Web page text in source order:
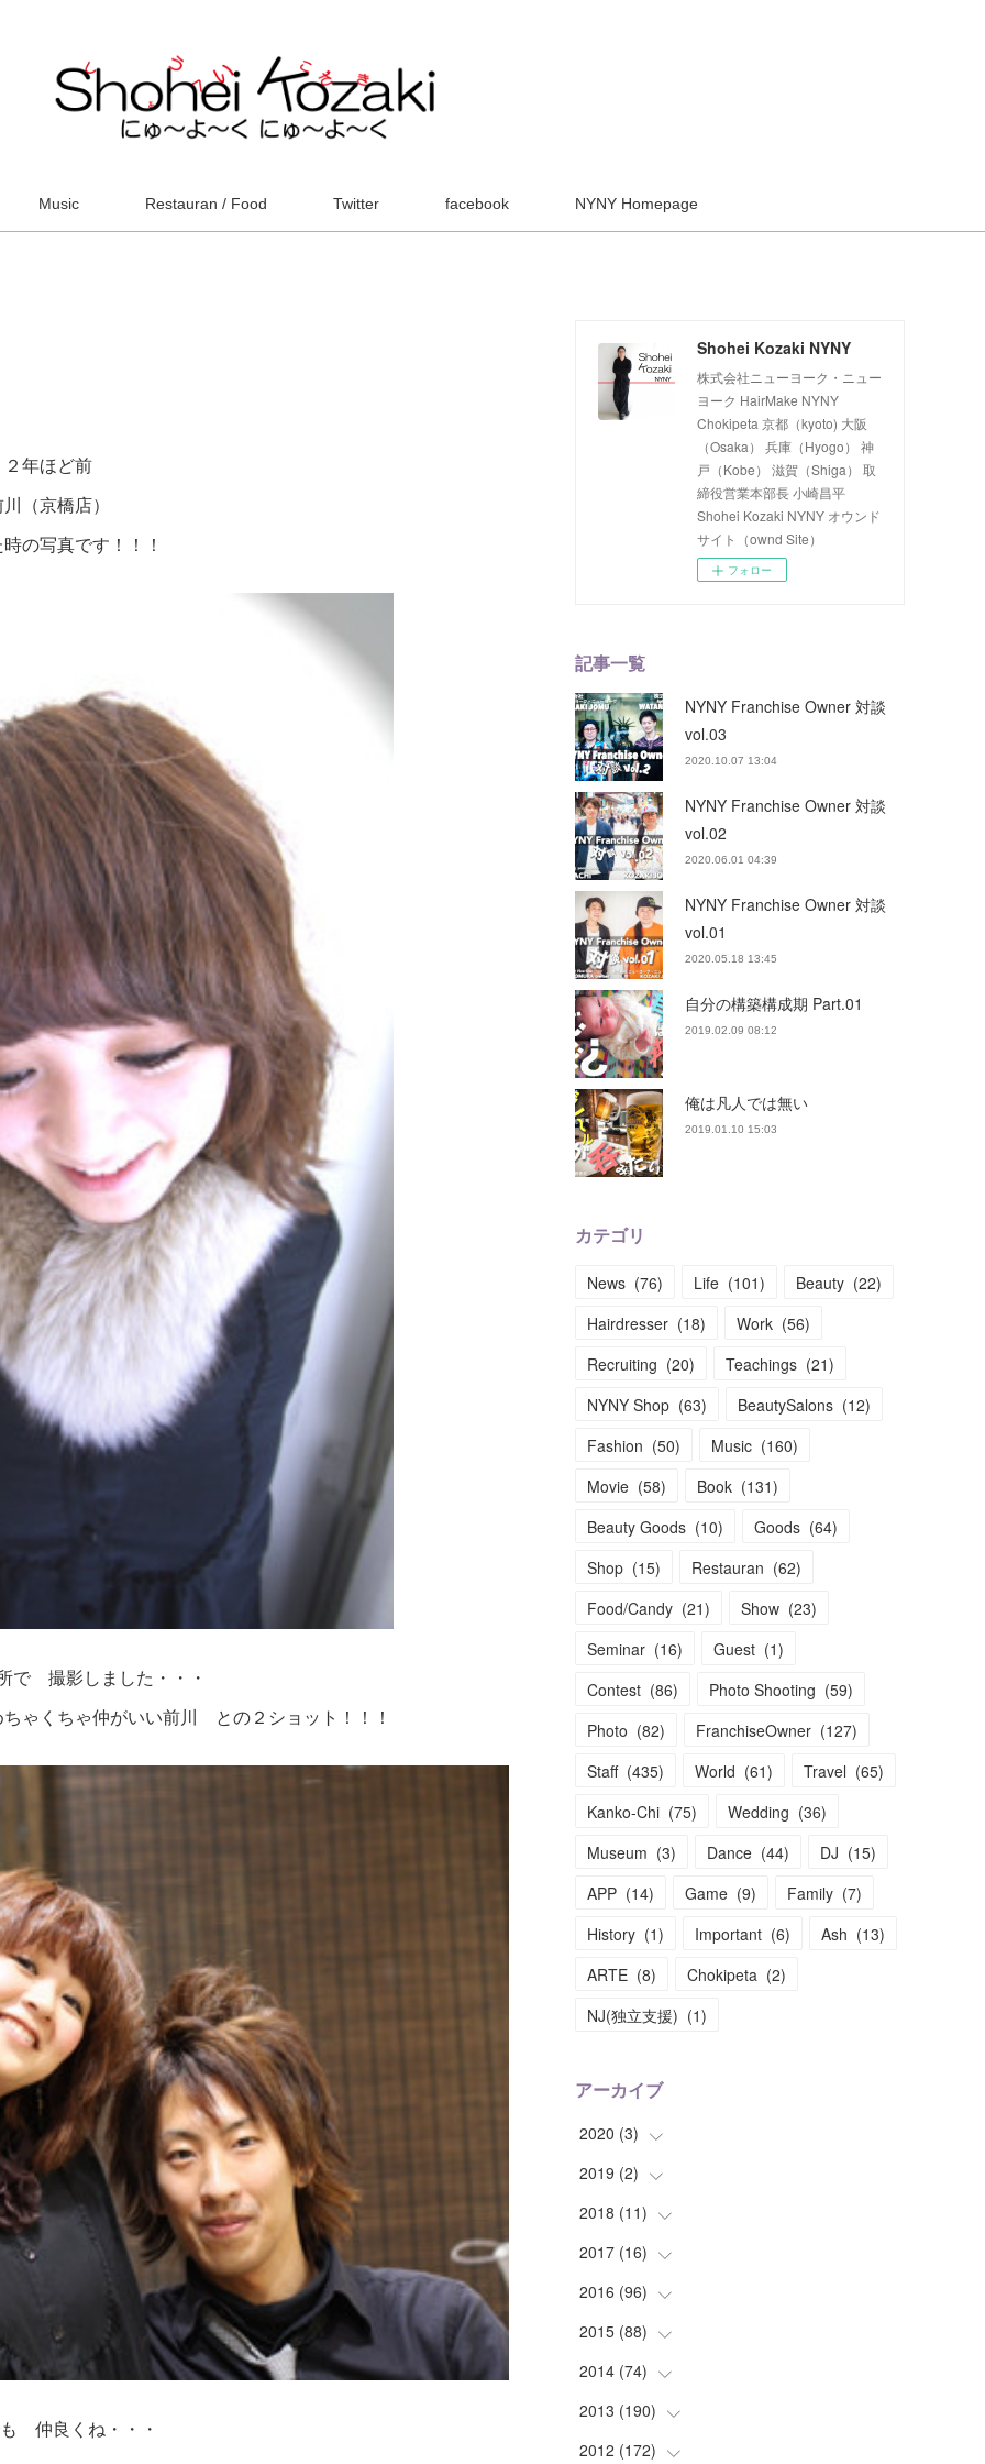
Music Restauran / Food Twitter facebook NYNY Homepage
２年ほど前
（京橋店）
の写真です！！！
で 撮影しました・・・
くちゃ仲がいい前川 との２ショット！！！
仲良くね・・・
Shohei Kozaki NYNY
株式会社ニューヨーク・ニュー
ヨーク HairMake NYNY
Chokipeta 京都（kyoto) 大阪
（Osaka） 兵庫（Hyogo） 神
戸（Kobe） 滋賀（Shiga） 取
締役営業本部長 小崎昌平
Shohei Kozaki NYNY オウンド
サイト（ownd Site）
フォロー
記事一覧
NYNY Franchise Owner 対談
vol.03
2020.10.07 13:04
NYNY Franchise Owner 対談
vol.02
2020.06.01 04:39
NYNY Franchise Owner 対談
vol.01
2020.05.18 13:45
自分の構築構成期 Part.01
2019.02.09 08:12
俺は凡人では無い
2019.01.10 15:03
カテゴリ
News (76) Life (101) Beauty (22)
Hairdresser (18) Work (56)
Recruiting (20) Teachings (21)
NYNY Shop (63) BeautySalons (12)
Fashion (50) Music (160)
Movie (58) Book (131)
Beauty Goods (10) Goods (64)
Shop (15) Restauran (62)
Food/Candy (21) Show (23)
Seminar (16) Guest (1)
Contest (86) Photo Shooting (59)
Photo (82) FranchiseOwner (127)
Staff (435) World (61) Travel (65)
Kanko-Chi (75) Wedding (36)
Museum (3) Dance (44) DJ (15)
APP (14) Game (9) Family (7)
History (1) Important (6) Ash (13)
ARTE (8) Chokipeta (2)
NJ(独立支援) (1)
アーカイブ
2020 (3)
(1
( 1)
(1)
2019 (2)
( 1)
(1)
2018 (11)
(2)
(1)
(1)
(1)
(3)
(2)
2017 (16)
(1)
(2)
(1)
(3)
(1)
2016 (96)
(2)
(5)
(6)
(3)
2015 (88)
(4)
(7)
(6)
2014 (74)
(9)
(14)
2013 (190)
(17)
2012 (172)